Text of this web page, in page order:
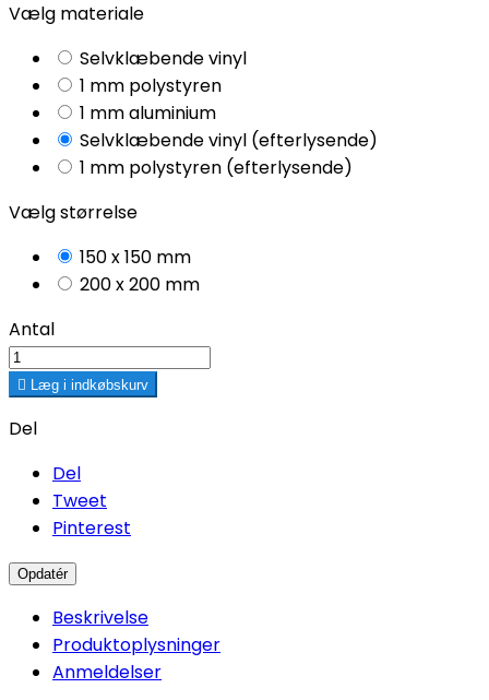
Vælg materiale
Selvklæbende vinyl
1 mm polystyren
1 mm aluminium
Selvklæbende vinyl (efterlysende)
1 mm polystyren (efterlysende)
Vælg størrelse
150 x 150 mm
200 x 200 mm
Antal
 Læg i indkøbskurv
Del
Del
Tweet
Pinterest
Beskrivelse
Produktoplysninger
Anmeldelser